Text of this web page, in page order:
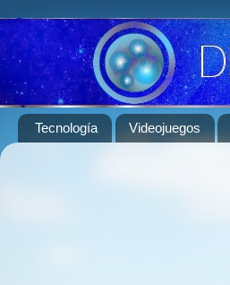
Tecnología Videojuegos